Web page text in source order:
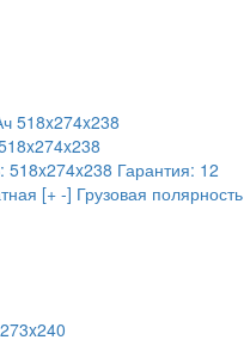
518x274x238 Гарантия: 12
[+ -] Грузовая полярность